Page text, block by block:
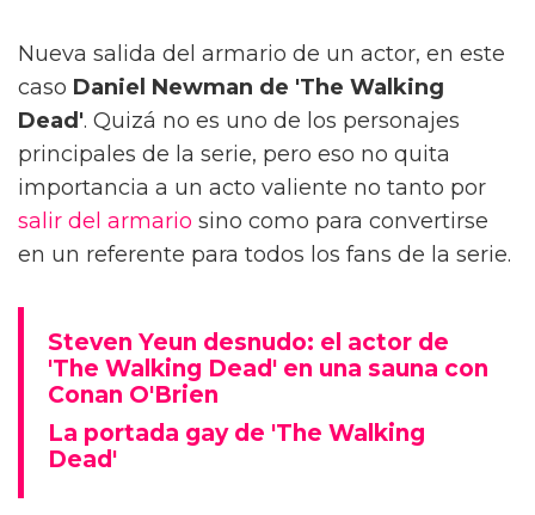
Nueva salida del armario de un actor, en este
caso Daniel Newman de 'The Walking
Dead'. Quizá no es uno de los personajes
principales de la serie, pero eso no quita
importancia a un acto valiente no tanto por
salir del armario sino como para convertirse
en un referente para todos los fans de la serie.
Steven Yeun desnudo: el actor de
'The Walking Dead' en una sauna con
Conan O'Brien
La portada gay de 'The Walking
Dead'